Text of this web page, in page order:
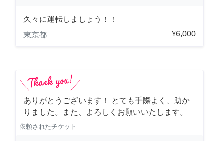
久々に運転しましょう！！
東京都
¥6,000
ありがとうございます！ とても手際よく、助か
りました。また、よろしくお願いいたします。
依頼されたチケット